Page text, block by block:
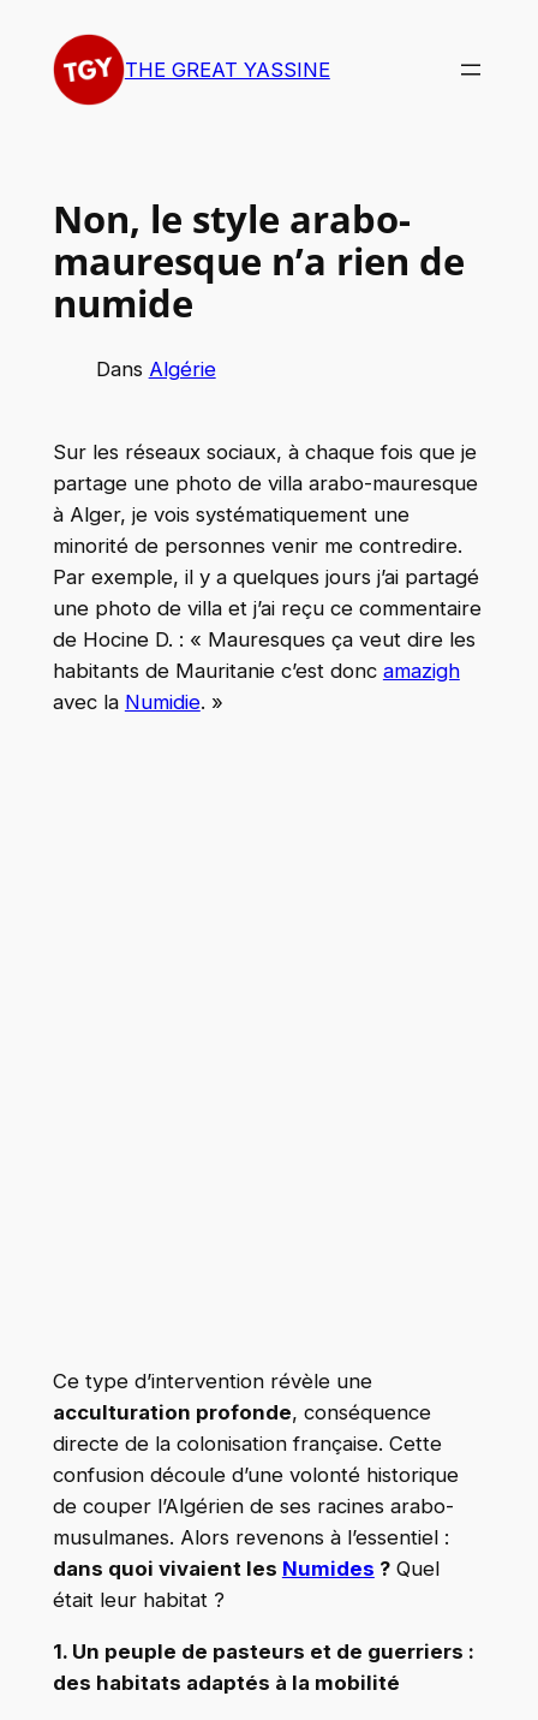
contenu
THE GREAT YASSINE
Non, le style arabo-
mauresque n’a rien de
numide
Dans Algérie
Sur les réseaux sociaux, à chaque fois que je
partage une photo de villa arabo-mauresque
à Alger, je vois systématiquement une
minorité de personnes venir me contredire.
Par exemple, il y a quelques jours j’ai partagé
une photo de villa et j’ai reçu ce commentaire
de Hocine D. : « Mauresques ça veut dire les
habitants de Mauritanie c’est donc amazigh
avec la Numidie. »
Ce type d’intervention révèle une
acculturation profonde, conséquence
directe de la colonisation française. Cette
confusion découle d’une volonté historique
de couper l’Algérien de ses racines arabo-
musulmanes. Alors revenons à l’essentiel :
dans quoi vivaient les Numides ?Quel
était leur habitat ?
1. Un peuple de pasteurs et de guerriers :
des habitats adaptés à la mobilité